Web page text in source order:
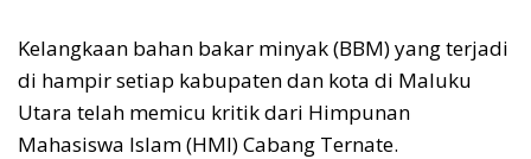
Kelangkaan bahan bakar minyak (BBM) yang terjadi
di hampir setiap kabupaten dan kota di Maluku
Utara telah memicu kritik dari Himpunan
Mahasiswa Islam (HMI) Cabang Ternate.